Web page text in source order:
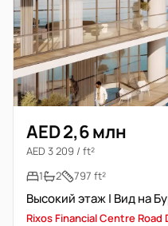
AED 2,6 млн
AED 3 209 / ft²
1
2 797 ft²
Высокий этаж | Вид на
Rixos Financial Centre Road